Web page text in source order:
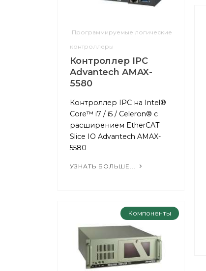
Программируемые логические
контроллеры
Контроллер IPC
Advantech AMAX-
5580
Контроллер IPC на Intel®
Core™ i7 / i5 / Celeron® с
расширением EtherCAT
Slice IO Advantech AMAX-
5580
УЗНАТЬ БОЛЬШЕ...
Компоненты